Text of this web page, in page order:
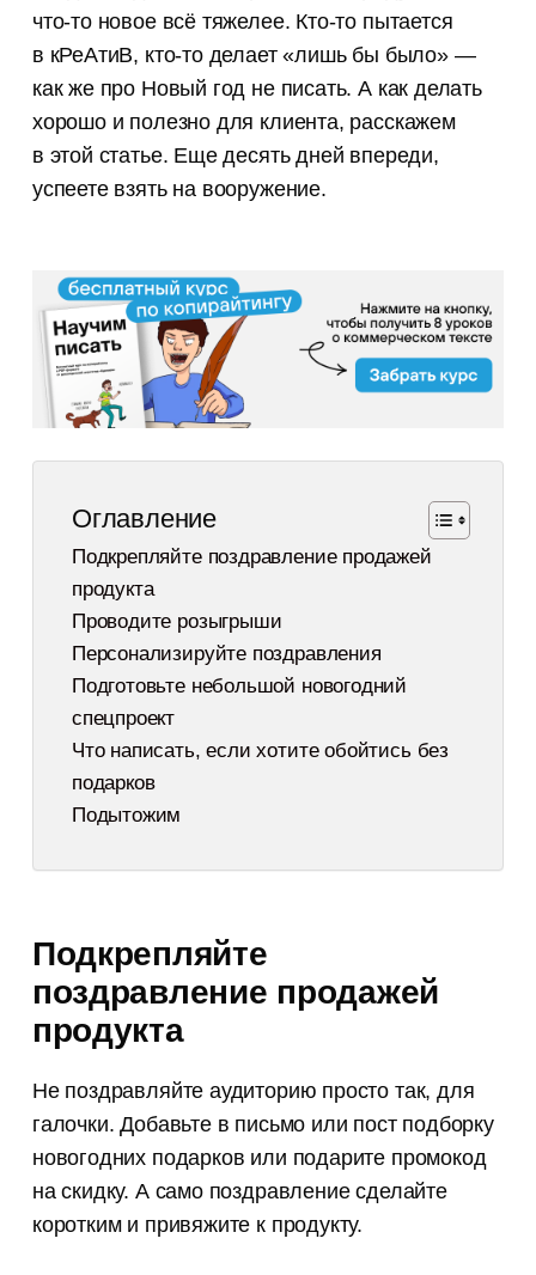
что-то новое всё тяжелее. Кто-то пытается
в кРеАтиВ, кто-то делает «лишь бы было» —
как же про Новый год не писать. А как делать
хорошо и полезно для клиента, расскажем
в этой статье. Еще десять дней впереди,
успеете взять на вооружение.
Оглавление
Подкрепляйте поздравление продажей
продукта
Проводите розыгрыши
Персонализируйте поздравления
Подготовьте небольшой новогодний
спецпроект
Что написать, если хотите обойтись без
подарков
Подытожим
Подкрепляйте
поздравление продажей
продукта
Не поздравляйте аудиторию просто так, для
галочки. Добавьте в письмо или пост подборку
новогодних подарков или подарите промокод
на скидку. А само поздравление сделайте
коротким и привяжите к продукту.